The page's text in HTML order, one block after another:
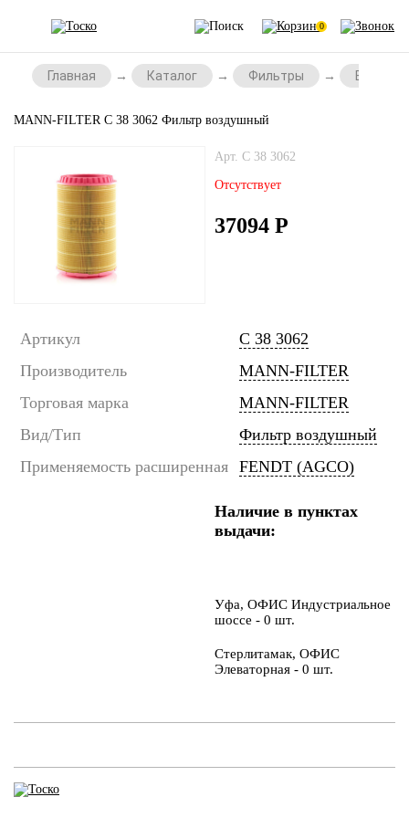
0
Главная Каталог Фильтры
MANN-FILTER C 38 3062 Фильтр воздушный
Арт. C 38 3062
Отсутствует
37094 Р
Артикул
C 38 3062
Производитель
MANN-FILTER
Торговая марка
MANN-FILTER
Вид/Тип
Фильтр воздушный
Применяемость расширенная FENDT (AGCO)
Наличие в пунктах
выдачи:
Уфа, ОФИС Индустриальное
шоссе - 0 шт.
Стерлитамак, ОФИС
Элеваторная - 0 шт.